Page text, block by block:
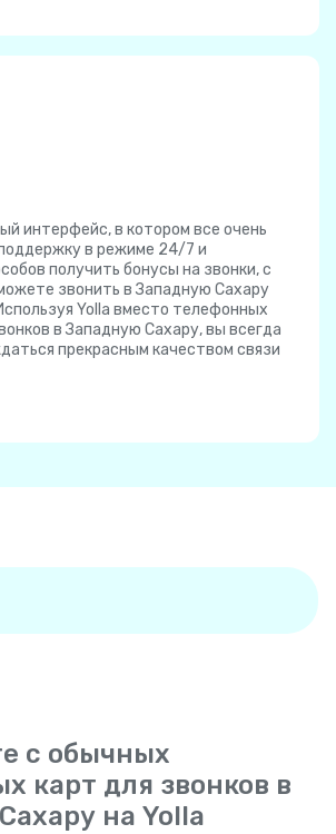
интерфейс, в котором все очень
в режиме 24/7 и
получить бонусы на звонки, с
звонить в Западную Сахару
Yolla вместо телефонных
в Западную Сахару, вы всегда
прекрасным качеством связи
с обычных
карт для звонков в
на Yolla